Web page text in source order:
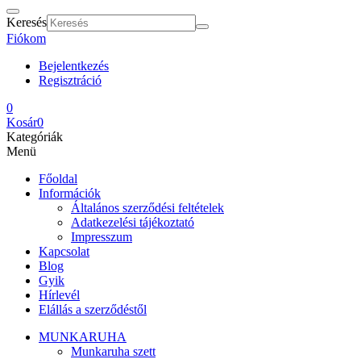
Keresés
Fiókom
Bejelentkezés
Regisztráció
0
Kosár0
Kategóriák
Menü
Főoldal
Információk
Általános szerződési feltételek
Adatkezelési tájékoztató
Impresszum
Kapcsolat
Blog
Gyik
Hírlevél
Elállás a szerződéstől
MUNKARUHA
Munkaruha szett